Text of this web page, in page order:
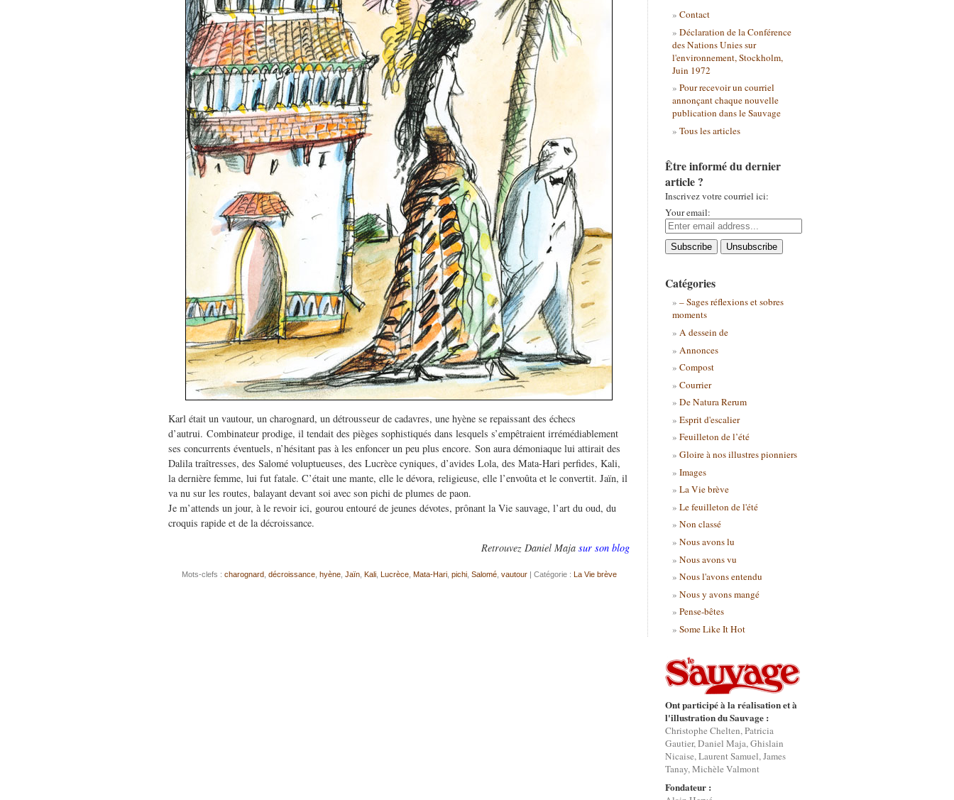
Karl était un vautour, un charognard, un détrousseur de cadavres, une hyène se repaissant des échecs
d’autrui. Combinateur prodige, il tendait des pièges sophistiqués dans lesquels s’empêtraient irrémédiablement
ses concurrents éventuels, n’hésitant pas à les enfoncer un peu plus encore. Son aura démoniaque lui attirait des
Dalila traîtresses, des Salomé voluptueuses, des Lucrèce cyniques, d’avides Lola, des Mata-Hari perfides, Kali,
la dernière femme, lui fut fatale. C’était une mante, elle le dévora, religieuse, elle l’envoûta et le convertit. Jaïn, il
va nu sur les routes, balayant devant soi avec son pichi de plumes de paon.
Je m’attends un jour, à le revoir ici, gourou entouré de jeunes dévotes, prônant la Vie sauvage, l’art du oud, du
croquis rapide et de la décroissance.
Retrouvez Daniel Maja sur son blog
Mots-clefs : charognard, décroissance, hyène, Jaïn, Kali, Lucrèce, Mata-Hari, pichi, Salomé, vautour| Catégorie : La Vie brève
Contact
Déclaration de la Conférence
des Nations Unies sur
l'environnement, Stockholm,
Juin 1972
Pour recevoir un courriel
annonçant chaque nouvelle
publication dans le Sauvage
Tous les articles
Être informé du dernier
article ?
Inscrivez votre courriel ici:
Your email:
Catégories
– Sages réflexions et sobres
moments
A dessein de
Annonces
Compost
Courrier
De Natura Rerum
Esprit d'escalier
Feuilleton de l’été
Gloire à nos illustres pionniers
Images
La Vie brève
Le feuilleton de l'été
Non classé
Nous avons lu
Nous avons vu
Nous l'avons entendu
Nous y avons mangé
Pense-bêtes
Some Like It Hot
Ont participé à la réalisation et à
l'illustration du Sauvage :
Christophe Chelten, Patricia
Gautier, Daniel Maja, Ghislain
Nicaise, Laurent Samuel, James
Tanay, Michèle Valmont
Fondateur :